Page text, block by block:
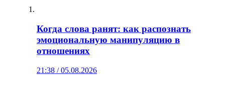
Когда слова ранят: как распознать
эмоциональную манипуляцию в
отношениях
21:38 / 05.08.2026